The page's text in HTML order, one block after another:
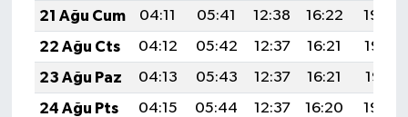
21 Ağu Cum
04:11 05:41 12:38 16:22
19:24
22 Ağu Cts
04:12 05:42 12:37 16:21
19:23
23 Ağu Paz
04:13 05:43 12:37 16:21
19:21
24 Ağu Pts
04:15 05:44 12:37 16:20
19:20